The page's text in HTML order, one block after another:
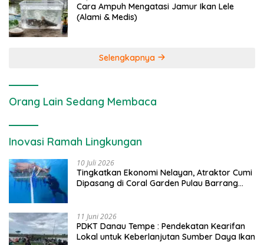
Cara Ampuh Mengatasi Jamur Ikan Lele
(Alami & Medis)
Selengkapnya
Orang Lain Sedang Membaca
Inovasi Ramah Lingkungan
10 Juli 2026
Tingkatkan Ekonomi Nelayan, Atraktor Cumi
Dipasang di Coral Garden Pulau Barrang
11 Juni 2026
PDKT Danau Tempe : Pendekatan Kearifan
Lokal untuk Keberlanjutan Sumber Daya Ikan